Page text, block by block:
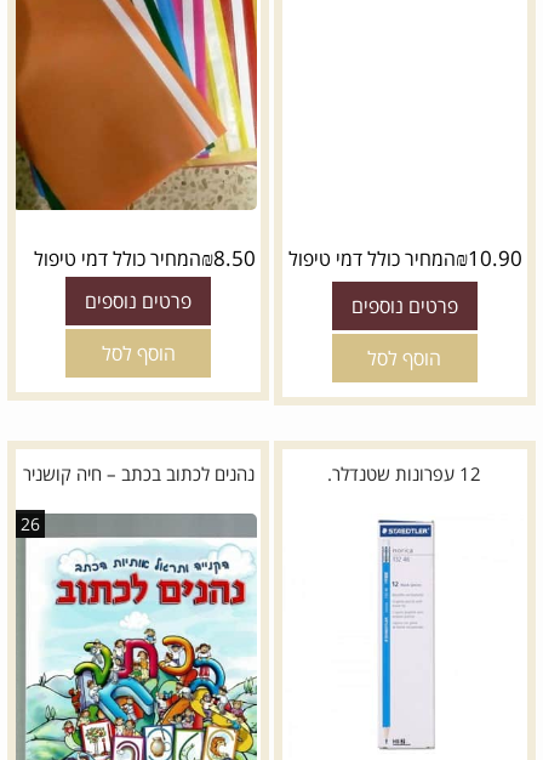
₪10.90 המחיר כולל דמי טיפול
פרטים נוספים
הוסף לסל
₪8.50 המחיר כולל דמי טיפול
פרטים נוספים
הוסף לסל
12 עפרונות שטנדלר. נהנים לכתוב בכתב – חיה קושניר
26